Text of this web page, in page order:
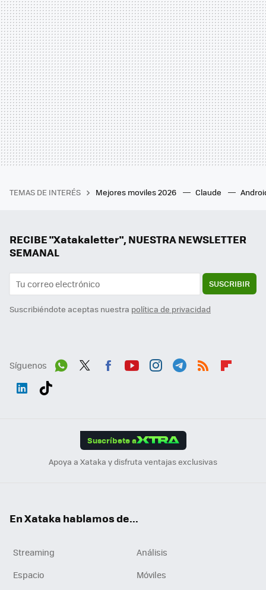
TEMAS DE INTERÉS Mejores moviles 2026 Claude
RECIBE "Xatakaletter", NUESTRA NEWSLETTER
SEMANAL
SUSCRIBIR
Suscribiéndote aceptas nuestra política de privacidad
Síguenos
Suscríbete a
Apoya a Xataka y disfruta ventajas exclusivas
En Xataka hablamos de...
Streaming
Análisis
Espacio
Móviles